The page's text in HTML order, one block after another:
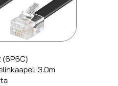
(6P6C)
3.0m